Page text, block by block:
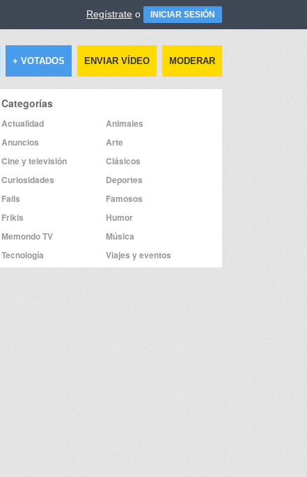
Regístrate o INICIAR SESIÓN
+ VOTADOS ENVIAR VÍDEO MODERAR
Categorías
Actualidad
Animales
Anuncios
Arte
Cine y televisión
Clásicos
Curiosidades
Deportes
Fails
Famosos
Frikis
Humor
Memondo TV
Música
Tecnología
Viajes y eventos